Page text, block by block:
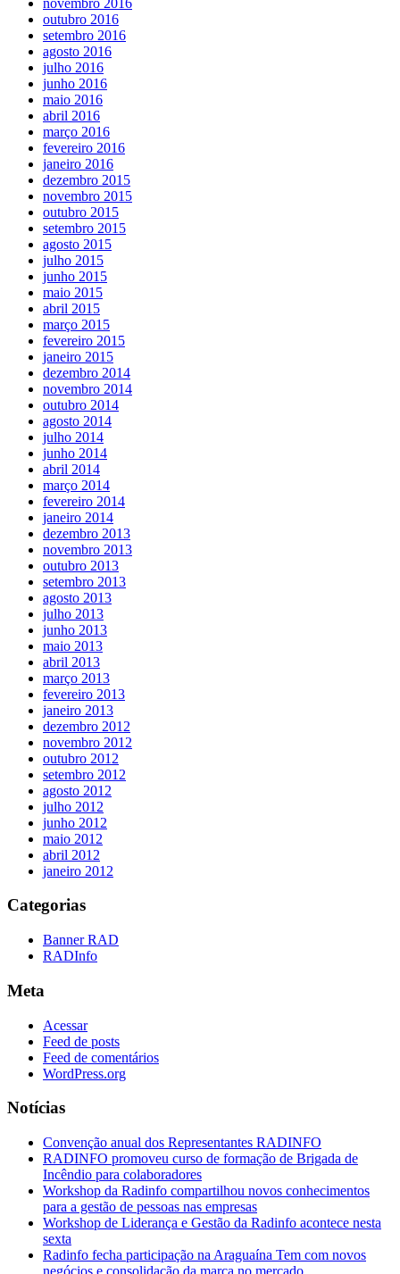
outubro 2016
setembro 2016
agosto 2016
julho 2016
junho 2016
maio 2016
abril 2016
março 2016
fevereiro 2016
janeiro 2016
dezembro 2015
novembro 2015
outubro 2015
setembro 2015
agosto 2015
julho 2015
junho 2015
maio 2015
abril 2015
março 2015
fevereiro 2015
janeiro 2015
dezembro 2014
novembro 2014
outubro 2014
agosto 2014
julho 2014
junho 2014
abril 2014
março 2014
fevereiro 2014
janeiro 2014
dezembro 2013
novembro 2013
outubro 2013
setembro 2013
agosto 2013
julho 2013
junho 2013
maio 2013
abril 2013
março 2013
fevereiro 2013
janeiro 2013
dezembro 2012
novembro 2012
outubro 2012
setembro 2012
agosto 2012
julho 2012
junho 2012
maio 2012
abril 2012
janeiro 2012
Categorias
Banner RAD
RADInfo
Meta
Acessar
Feed de posts
Feed de comentários
WordPress.org
Notícias
Convenção anual dos Representantes RADINFO
RADINFO promoveu curso de formação de Brigada de
Incêndio para colaboradores
Workshop da Radinfo compartilhou novos conhecimentos
para a gestão de pessoas nas empresas
Workshop de Liderança e Gestão da Radinfo acontece nesta
sexta
Radinfo fecha participação na Araguaína Tem com novos
negócios e consolidação da marca no mercado